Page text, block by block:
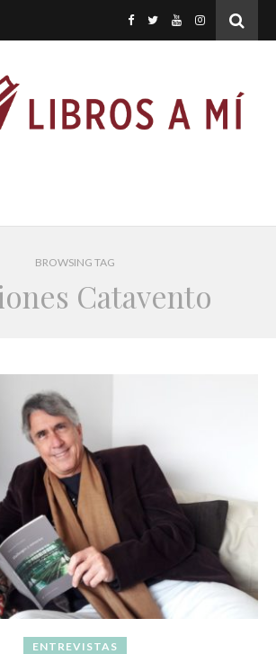
BROWSING TAG
Catavento
ENTREVISTAS